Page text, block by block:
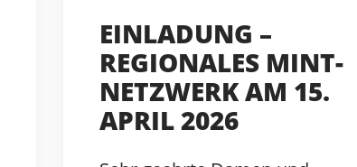
EINLADUNG –
REGIONALES MINT-
NETZWERK AM 15.
APRIL 2026